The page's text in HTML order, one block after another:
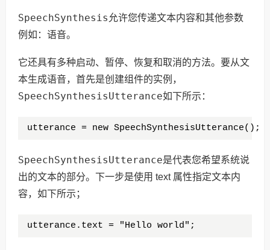
SpeechSynthesis 允许您传递文本内容和其他参数
例如：语音。
它还具有多种启动、暂停、恢复和取消的方法。要从文
本生成语音，首先是创建组件的实例，
SpeechSynthesisUtterance如下所示：
utterance = new SpeechSynthesisUtterance();
SpeechSynthesisUtterance是代表您希望系统说
出的文本的部分。下一步是使用 text 属性指定文本内
容，如下所示；
utterance.text = "Hello world";